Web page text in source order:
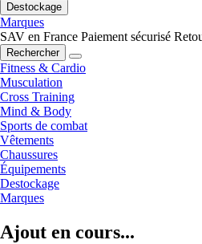
Destockage
Marques
SAV en France Paiement sécurisé
Rechercher
Fitness & Cardio
Musculation
Cross Training
Mind & Body
Sports de combat
Vêtements
Chaussures
Équipements
Destockage
Marques
Ajout en cours...